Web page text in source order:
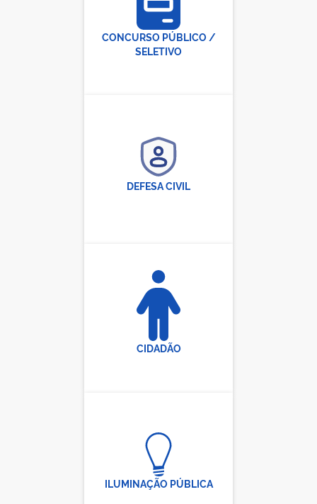
CONCURSO PÚBLICO /
SELETIVO
DEFESA CIVIL
CIDADÃO
ILUMINAÇÃO PÚBLICA